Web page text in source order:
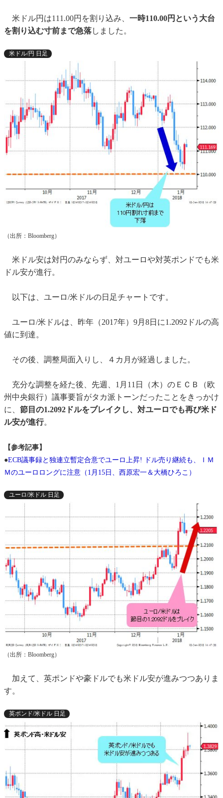
米ドル円は111.00円を割り込み、 一時110.00円という大台
を割り込む寸前まで急落しました。
米ドル/円 日足
（出所：Bloomberg）
米ドル安は対円のみならず、対ユーロや対英ポンドでも米
ドル安が進行。
以下は、ユーロ/米ドルの日足チャートです。
ユーロ/米ドルは、昨年（2017年）9月8日に1.2092ドルの高
値に到達。
その後、調整局面入りし、４カ月が経過しました。
充分な調整を経た後、先週、1月11日（木）のＥＣＢ（欧
州中央銀行）議事要旨がタカ派トーンだったことをきっかけ
に、 節目の1.2092ドルをブレイクし、対ユーロでも再び米ド
ル安が進行。
【参考記事】
●ECB議事録と独連立暫定合意でユーロ上昇! ドル売り継続も、ＩＭ
Ｍのユーロロングに注意（1月15日、西原宏一＆大橋ひろこ）
ユーロ/米ドル 日足
（出所：Bloomberg）
加えて、英ポンドや豪ドルでも米ドル安が進みつつありま
す。
英ポンド/米ドル 日足